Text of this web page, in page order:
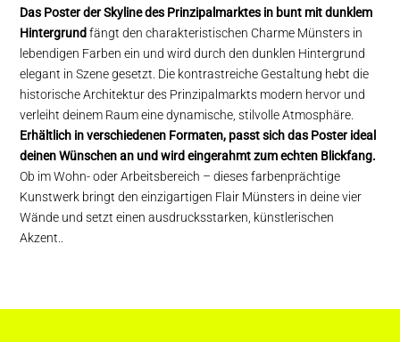
Das Poster der Skyline des Prinzipalmarktes in bunt mit dunklem
Hintergrundfängt den charakteristischen Charme Münsters in
lebendigen Farben ein und wird durch den dunklen Hintergrund
elegant in Szene gesetzt. Die kontrastreiche Gestaltung hebt die
historische Architektur des Prinzipalmarkts modern hervor und
verleiht deinem Raum eine dynamische, stilvolle Atmosphäre.
Erhältlich in verschiedenen Formaten, passt sich das Poster ideal
deinen Wünschen an und wird eingerahmt zum echten Blickfang.
Ob im Wohn- oder Arbeitsbereich – dieses farbenprächtige
Kunstwerk bringt den einzigartigen Flair Münsters in deine vier
Wände und setzt einen ausdrucksstarken, künstlerischen
Akzent.